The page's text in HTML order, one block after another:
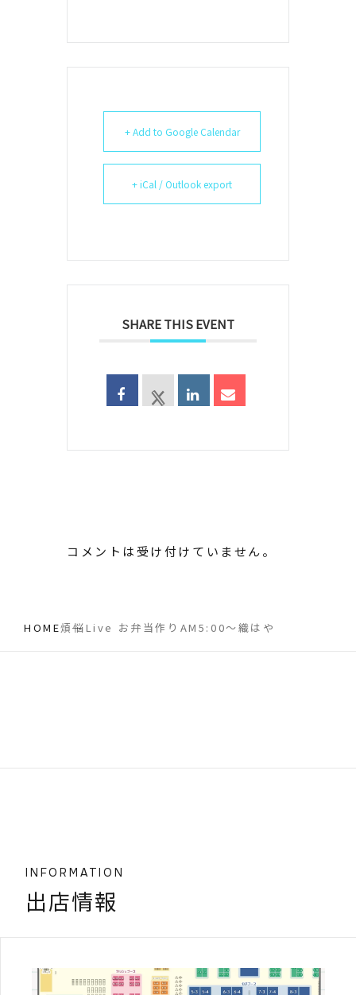
+ Add to Google Calendar
+ iCal / Outlook export
SHARE THIS EVENT
コメントは受け付けていません。
HOME煩悩Live お弁当作りAM5:00〜織はや
INFORMATION
出店情報